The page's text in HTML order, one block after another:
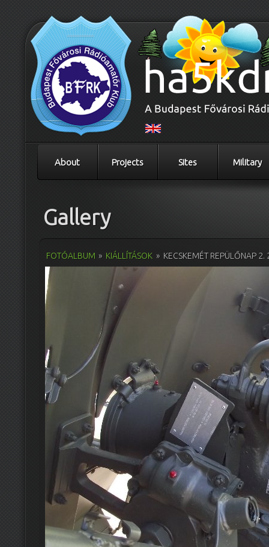
About Projects Sites Military
Gallery
FOTÓALBUM » KIÁLLÍTÁSOK » KECSKEMÉT REPÜLŐNAP 2.